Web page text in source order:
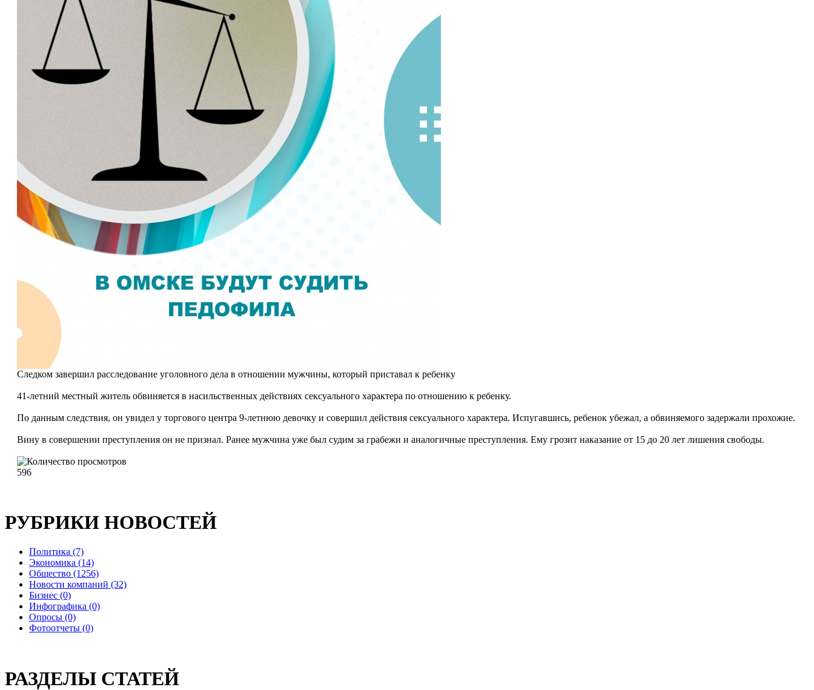
Следком завершил расследование уголовного дела в отношении мужчины, который приставал к ребенку
41-летний местный житель обвиняется в насильственных действиях сексуального характера по отношению к ребенку.
По данным следствия, он увидел у торгового центра 9-летнюю девочку и совершил действия сексуального характера. Испугавшись, ребенок убежал, а обвиняемого задержали прохожие.
Вину в совершении преступления он не признал. Ранее мужчина уже был судим за грабежи и аналогичные преступления. Ему грозит наказание от 15 до 20 лет лишения свободы.
596
РУБРИКИ НОВОСТЕЙ
Политика (7)
Экономика (14)
Общество (1256)
Новости компаний (32)
Бизнес (0)
Инфографика (0)
Опросы (0)
Фотоотчеты (0)
РАЗДЕЛЫ СТАТЕЙ